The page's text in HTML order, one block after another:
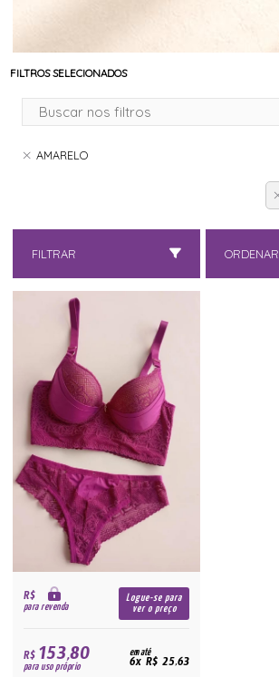
FILTROS SELECIONADOS
AMARELO
FILTRAR ORDENAR
R$
para revenda
Logue-se para
ver o preço
R$153,80
para uso próprio
em até
6x R$ 25,63